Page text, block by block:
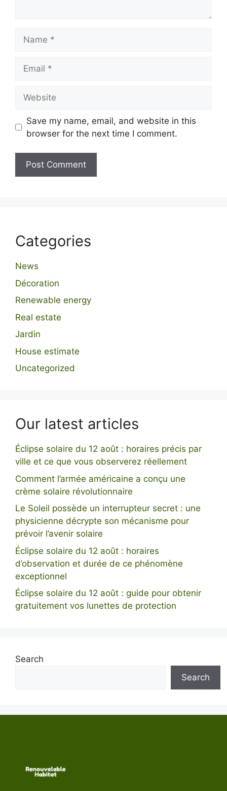
Save my name, email, and website in this
browser for the next time I comment.
Categories
News
Décoration
Renewable energy
Real estate
Jardin
House estimate
Uncategorized
Our latest articles
Éclipse solaire du 12 août : horaires précis par
ville et ce que vous observerez réellement
Comment l’armée américaine a conçu une
crème solaire révolutionnaire
Le Soleil possède un interrupteur secret : une
physicienne décrypte son mécanisme pour
prévoir l’avenir solaire
Éclipse solaire du 12 août : horaires
d’observation et durée de ce phénomène
exceptionnel
Éclipse solaire du 12 août : guide pour obtenir
gratuitement vos lunettes de protection
Search
Search